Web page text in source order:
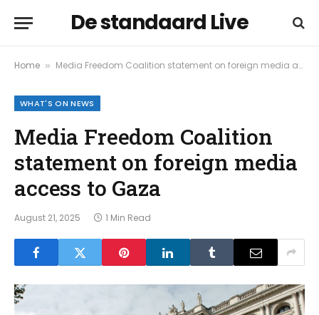
De standaard Live
Home » Media Freedom Coalition statement on foreign media access to Gaza
WHAT'S ON NEWS
Media Freedom Coalition
statement on foreign media
access to Gaza
August 21, 2025 1 Min Read